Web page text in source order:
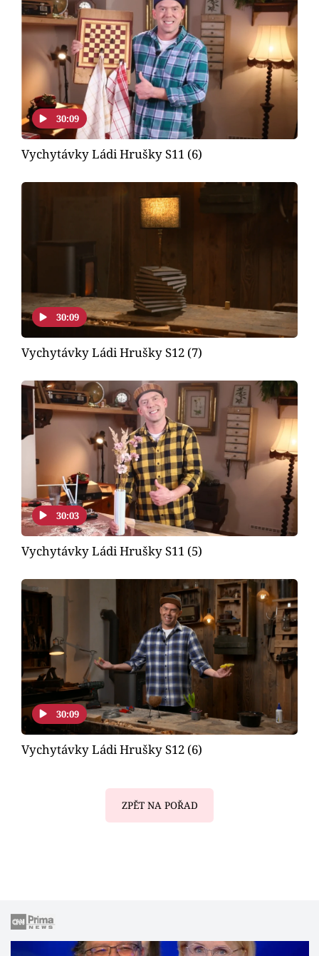
30:09
Vychytávky Ládi Hrušky S11 (6)
30:09
Vychytávky Ládi Hrušky S12 (7)
30:03
Vychytávky Ládi Hrušky S11 (5)
30:09
Vychytávky Ládi Hrušky S12 (6)
ZPĚT NA POŘAD